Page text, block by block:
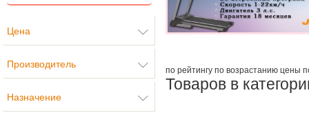
Цена
Производитель
Назначение
по рейтингу по возрастанию цены
Товаров в